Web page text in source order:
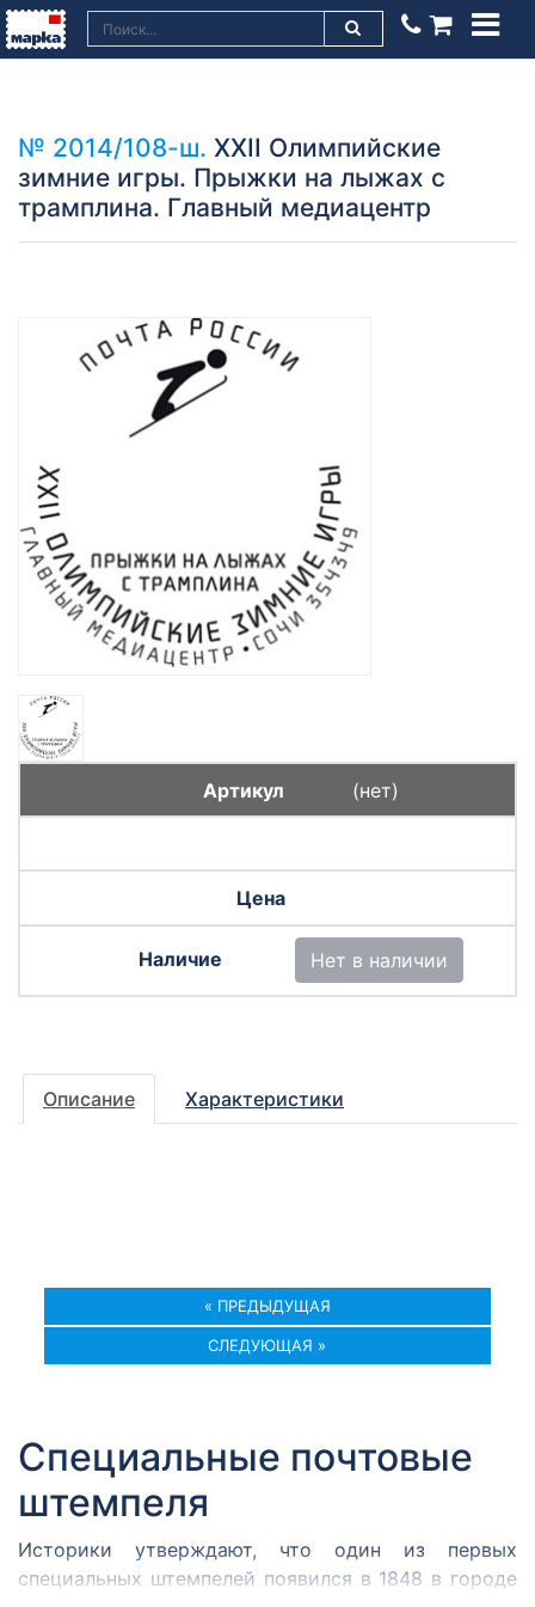
№ 2014/108-ш. XXII Олимпийские
зимние игры. Прыжки на лыжах с
трамплина. Главный медиацентр
(нет)
Нет в наличии
Описание Характеристики
« ПРЕДЫДУЩАЯ
СЛЕДУЮЩАЯ »
Специальные почтовые
штемпеля
Историки утверждают, что один из первых
специальных штемпелей появился в 1848 в городе